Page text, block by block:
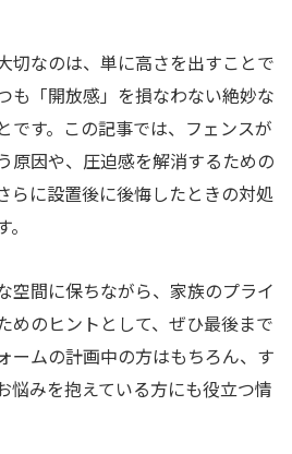
切なのは、単に高さを出すことで
も「開放感」を損なわない絶妙な
です。この記事では、フェンスが
原因や、圧迫感を解消するための
らに設置後に後悔したときの対処
空間に保ちながら、家族のプライ
めのヒントとして、ぜひ最後まで
ームの計画中の方はもちろん、す
悩みを抱えている方にも役立つ情